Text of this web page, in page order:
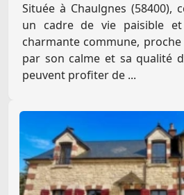
Située à Chaulgnes (58400),
un cadre de vie paisible
charmante commune,
par son calme et sa qualité
peuvent profiter de ...